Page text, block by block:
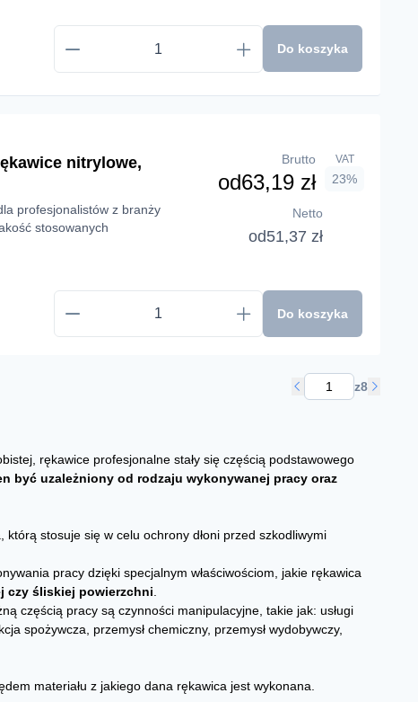
Do koszyka
nitrylowe,
profesjonalistów z branży
stosowanych
Brutto
od63,19 zł
VAT
23%
Netto
od51,37 zł
Do koszyka
z8
rękawice profesjonalne stały się częścią podstawowego
być uzależniony od rodzaju wykonywanej pracy oraz
stosuje się w celu ochrony dłoni przed szkodliwymi
pracy dzięki specjalnym właściwościom, jakie rękawica
czy śliskiej powierzchni
częścią pracy są czynności manipulacyjne, takie jak: usługi
spożywcza, przemysł chemiczny, przemysł wydobywczy,
materiału z jakiego dana rękawica jest wykonana.